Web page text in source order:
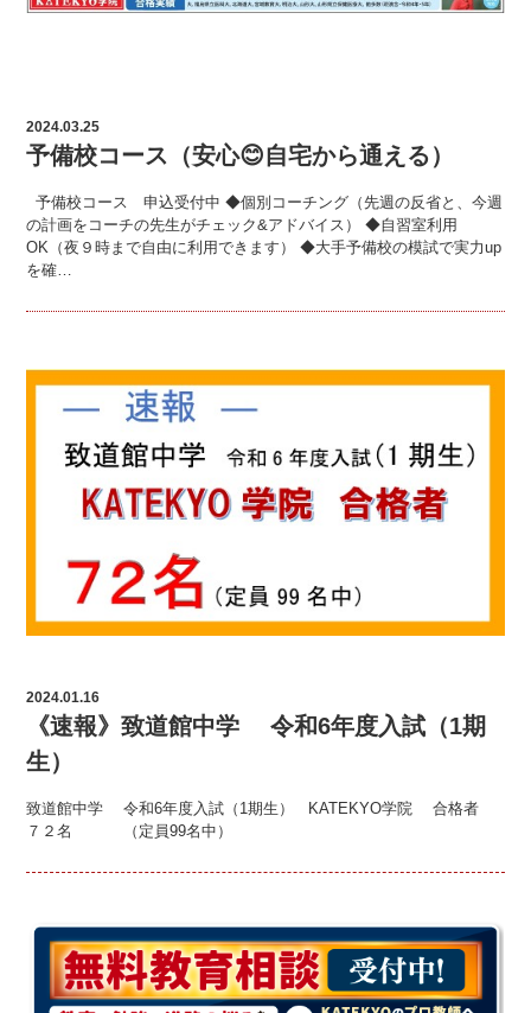
2024.03.25
予備校コース（安心😊自宅から通える）
予備校コース 申込受付中 ◆個別コーチング（先週の反省と、今週
の計画をコーチの先生がチェック&アドバイス） ◆自習室利用
OK（夜９時まで自由に利用できます） ◆大手予備校の模試で実力up
を確…
2024.01.16
《速報》致道館中学 令和6年度入試（1期
生）
致道館中学 令和6年度入試（1期生） KATEKYO学院 合格者
７２名 （定員99名中）